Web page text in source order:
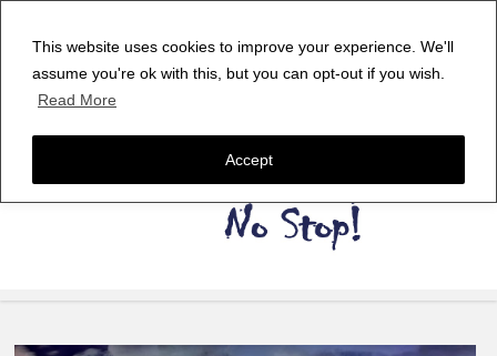
This website uses cookies to improve your experience. We'll
assume you're ok with this, but you can opt-out if you wish.
Read More
Accept